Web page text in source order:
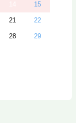
15
21 22
28 29